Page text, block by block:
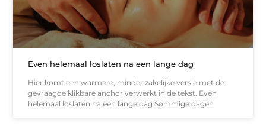
Even helemaal loslaten na een lange dag
Hier komt een warmere, minder zakelijke versie met de
gevraagde klikbare anchor verwerkt in de tekst. Even
helemaal loslaten na een lange dag Sommige dagen